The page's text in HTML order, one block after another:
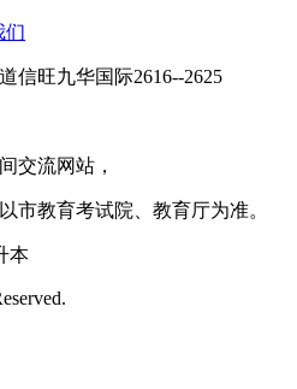
们
信旺九华国际2616--2625
交流网站，
市教育考试院、教育厅为准。
本